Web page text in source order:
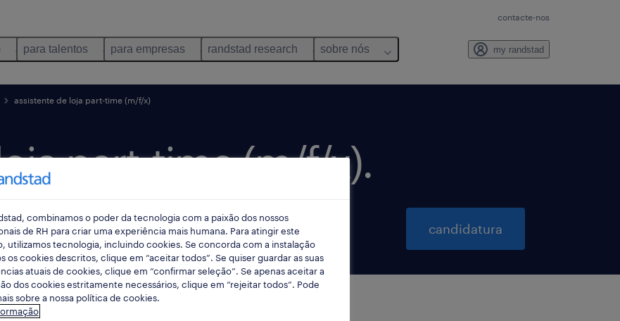
contacte-nos
para talentos para empresas randstad research sobre nós my randstad
assistente de loja part-time (m/f/x)
part-time (m/f/x).
data limite 21 agosto 2026 candidatura
combinamos o poder da tecnologia com a paixão dos nossos
de RH para criar uma experiência mais humana. Para atingir este
utilizamos tecnologia, incluindo cookies. Se concorda com a instalação
os cookies descritos, clique em “aceitar todos”. Se quiser guardar as suas
atuais de cookies, clique em “confirmar seleção”. Se apenas aceitar a
dos cookies estritamente necessários, clique em “rejeitar todos”. Pode
sobre a nossa política de cookies.